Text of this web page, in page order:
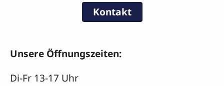
Kontakt
Unsere Öffnungszeiten:
Di-Fr 13-17 Uhr